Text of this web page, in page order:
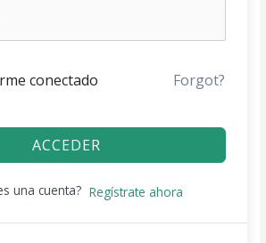
conectado Forgot?
ACCEDER
una cuenta? Regístrate ahora